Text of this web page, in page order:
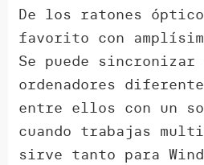
De los ratones
favorito con
Se puede sincronizar
ordenadores
entre ellos con un
cuando trabajas
sirve tanto para